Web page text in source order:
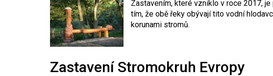
Zastavením, které vzniklo v roce 2017,
tím, že obě řeky obývají tito vodní
korunami stromů.
Zastavení Stromokruh Evropy